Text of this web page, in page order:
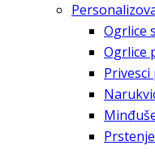
Ogrlice
Ogrlice
Privesci